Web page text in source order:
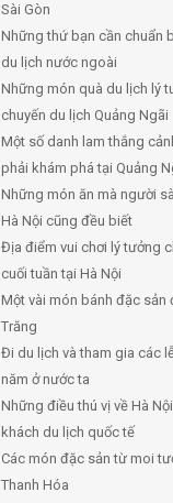
Sài Gòn
Những thứ bạn cần chuẩn
du lịch nước ngoài
Những món quà du lịch lý
chuyến du lịch Quảng Ngãi
Một số danh lam thắng
phải khám phá tại Quảng
Những món ăn mà người
Hà Nội cũng đều biết
Địa điểm vui chơi lý tưởng
cuối tuần tại Hà Nội
Một vài món bánh đặc sản
Trăng
Đi du lịch và tham gia các
năm ở nước ta
Những điều thú vị về Hà
khách du lịch quốc tế
Các món đặc sản từ moi
Thanh Hóa